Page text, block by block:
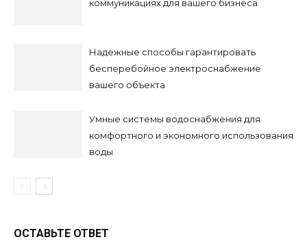
коммуникациях для вашего бизнеса
Надежные способы гарантировать
бесперебойное электроснабжение
вашего объекта
Умные системы водоснабжения для
комфортного и экономного использования
воды
ОСТАВЬТЕ ОТВЕТ